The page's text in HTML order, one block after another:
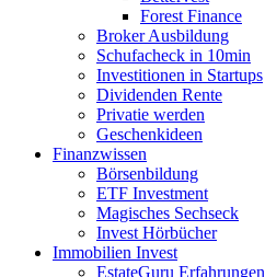
Forest Finance
Broker Ausbildung
Schufacheck in 10min
Investitionen in Startups
Dividenden Rente
Privatie werden
Geschenkideen
Finanzwissen
Börsenbildung
ETF Investment
Magisches Sechseck
Invest Hörbücher
Immobilien Invest
EstateGuru Erfahrungen